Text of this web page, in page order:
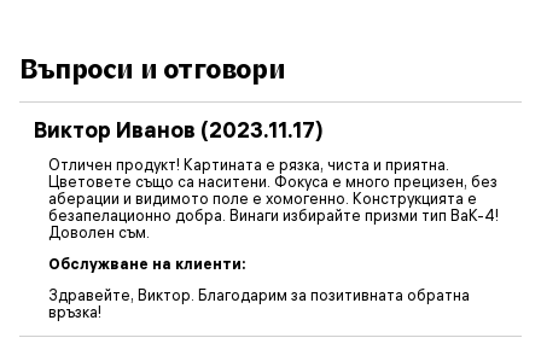
Въпроси и отговори
Виктор Иванов (2023.11.17)
Отличен продукт! Картината е рязка, чиста и приятна.
Цветовете също са наситени. Фокуса е много прецизен, без
аберации и видимото поле е хомогенно. Конструкцията е
безапелационно добра. Винаги избирайте призми тип BaK-4!
Доволен съм.
Обслужване на клиенти:
Здравейте, Виктор. Благодарим за позитивната обратна
връзка!